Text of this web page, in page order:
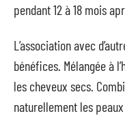
pendant 12 à 18 mois
L’association avec
bénéfices. Mélangée à
les cheveux secs.
naturellement les